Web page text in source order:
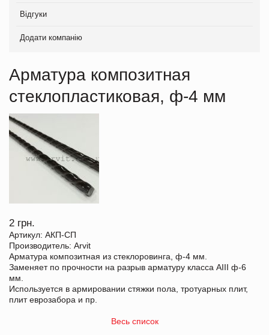
Відгуки
Додати компанію
Арматура композитная
стеклопластиковая, ф-4 мм
2 грн.
Артикул: АКП-СП
Производитель: Arvit
Арматура композитная из стеклоровинга, ф-4 мм.
Заменяет по прочности на разрыв арматуру класса АIII ф-6
мм.
Используется в армировании стяжки пола, тротуарных плит,
плит еврозабора и пр.
Весь список